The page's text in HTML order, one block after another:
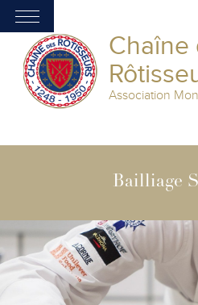
Chaîne
Association
Bailliage